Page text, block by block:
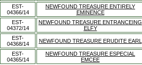
EST-
04366/14
NEWFOUND TREASURE ENTIRELY
EMINENCE
EST-
04372/14
NEWFOUND TREASURE ENTRANCEING
ELFY
EST-
04368/14
NEWFOUND TREASURE ERUDITE EARL
EST-
04365/14
NEWFOUND TREASURE ESPECIAL
EMCEE